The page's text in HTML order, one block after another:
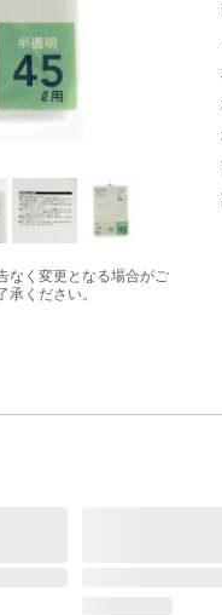
なく変更となる場合がご
ください。